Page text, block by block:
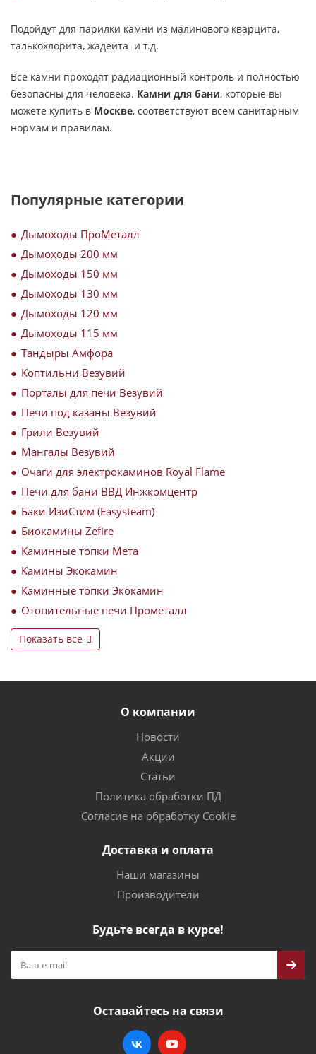
Подойдут для парилки камни из малинового кварцита,
талькохлорита, жадеита и т.д.
Все камни проходят радиационный контроль и полностью
безопасны для человека. Камни для бани, которые вы
можете купить в Москве, соответствуют всем санитарным
нормам и правилам.
Популярные категории
Дымоходы ПроМеталл
Дымоходы 200 мм
Дымоходы 150 мм
Дымоходы 130 мм
Дымоходы 120 мм
Дымоходы 115 мм
Тандыры Амфора
Коптильни Везувий
Порталы для печи Везувий
Печи под казаны Везувий
Грили Везувий
Мангалы Везувий
Очаги для электрокаминов Royal Flame
Печи для бани ВВД Инжкомцентр
Баки ИзиСтим (Easysteam)
Биокамины Zefire
Каминные топки Мета
Камины Экокамин
Каминные топки Экокамин
Отопительные печи Прометалл
Показать все
О компании
Новости
Акции
Статьи
Политика обработки ПД
Согласие на обработку Cookie
Доставка и оплата
Наши магазины
Производители
Будьте всегда в курсе!
Оставайтесь на связи